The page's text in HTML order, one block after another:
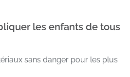
les enfants de tous
sans danger pour les plus